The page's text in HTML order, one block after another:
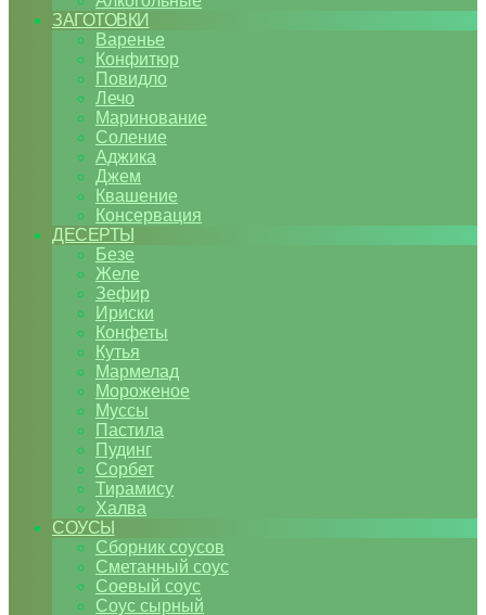
ЗАГОТОВКИ
Варенье
Конфитюр
Повидло
Лечо
Маринование
Соление
Аджика
Джем
Квашение
Консервация
ДЕСЕРТЫ
Безе
Желе
Зефир
Ириски
Конфеты
Кутья
Мармелад
Мороженое
Муссы
Пастила
Пудинг
Сорбет
Тирамису
Халва
СОУСЫ
Сборник соусов
Сметанный соус
Соевый соус
Соус сырный